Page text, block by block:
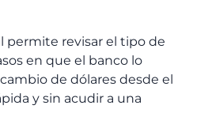
permite revisar el tipo de
en que el banco lo
de dólares desde el
y sin acudir a una